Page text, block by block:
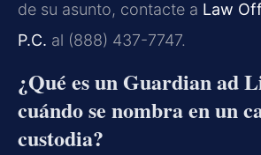
de su asunto, contacte a Law
P.C. al (888) 437-7747.
¿Qué es un Guardian ad
cuándo se nombra en un
custodia?